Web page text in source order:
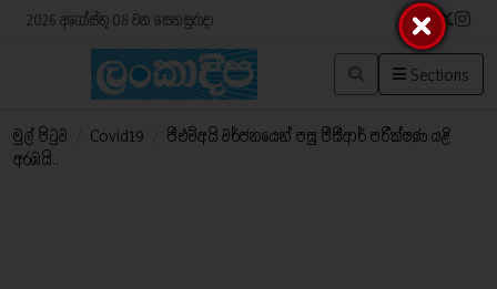
2026 අගෝස්තු 08 වන සෙනසුරාදා
Sections
මුල් පිටුව Covid19
පීඑච්අයි වර්ජනයෙන් පසු පීසීආර් පරීක්ෂණ යළි
අරඹයි..